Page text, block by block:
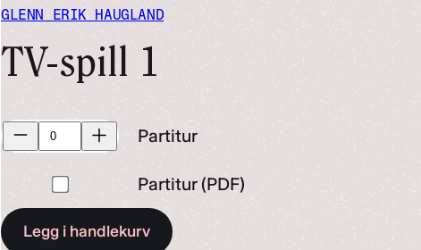
GLENN ERIK HAUGLAND
TV-spill 1
Partitur
antall
Partitur
Kjøp
en
av
Partitur (PDF)
Legg i handlekurv